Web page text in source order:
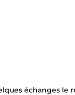
échanges le